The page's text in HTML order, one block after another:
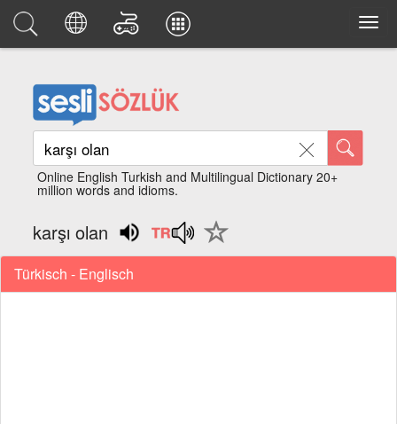
Online English Turkish and Multilingual Dictionary 20+
million words and idioms.
karşı olan
Türkisch - Englisch